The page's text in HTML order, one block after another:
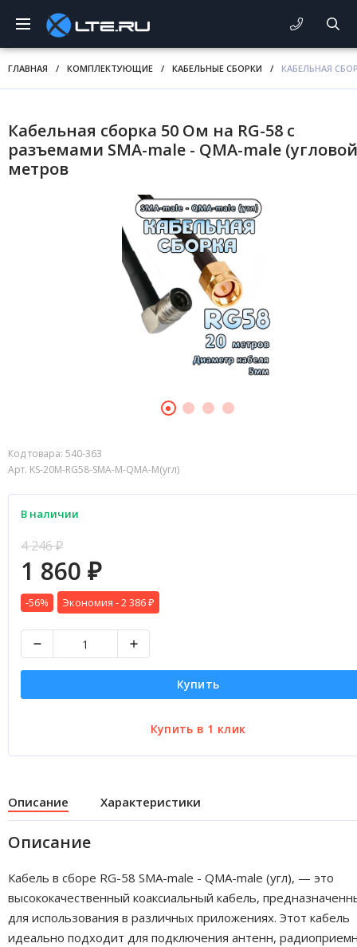
ГЛАВНАЯ / КОМПЛЕКТУЮЩИЕ / КАБЕЛЬНЫЕ СБОРКИ / КАБЕЛЬНАЯ
Кабельная сборка 50 Ом на RG-58 с
разъемами SMA-male - QMA-male
метров
Код товара: 540-363
Арт. KS-20M-RG58-SMA-M-QMA-M(угл)
В наличии
4 246₽
1 860 ₽
-56% Экономия -2 386 ₽
Купить
Описание Характеристики
Описание
Кабель в сборе RG-58 SMA-male - QMA-male (угл), — это
высококачественный коаксиальный кабель,
для использования в различных приложениях. Этот кабель
идеально подходит для подключения антенн,